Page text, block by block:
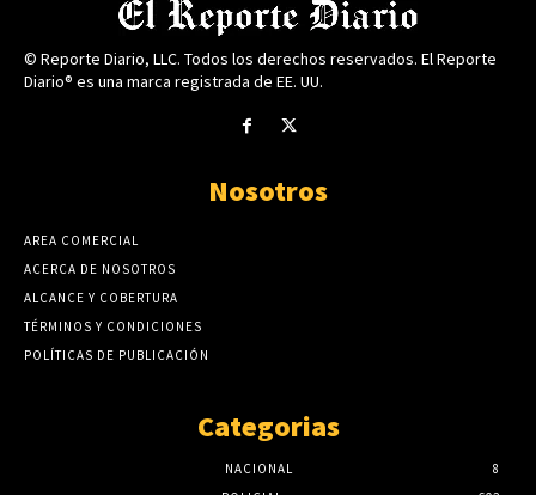
© Reporte Diario, LLC. Todos los derechos reservados. El Reporte
Diario® es una marca registrada de EE. UU.
Nosotros
AREA COMERCIAL
ACERCA DE NOSOTROS
ALCANCE Y COBERTURA
TÉRMINOS Y CONDICIONES
POLÍTICAS DE PUBLICACIÓN
Categorias
NACIONAL
8